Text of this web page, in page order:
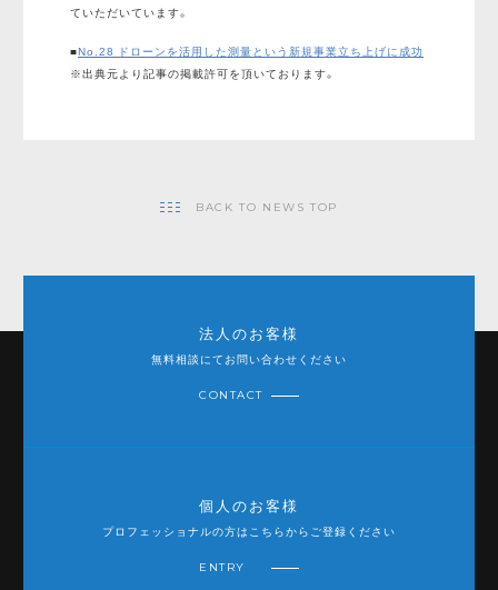
ていただいています。
■No.28 ドローンを活用した測量という新規事業立ち上げに成功
※出典元より記事の掲載許可を頂いております。
BACK TO NEWS TOP
法人のお客様
無料相談にてお問い合わせください
CONTACT
個人のお客様
プロフェッショナルの方はこちらからご登録ください
ENTRY